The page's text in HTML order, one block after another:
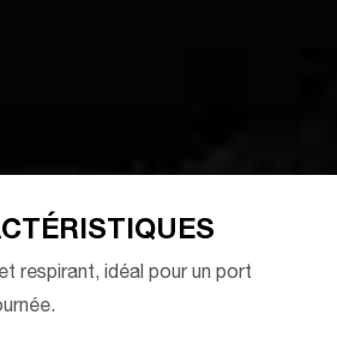
respirant, idéal pour un port